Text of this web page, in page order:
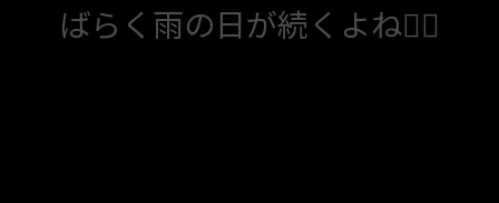
ばらく雨の日が続くよね🤦‍♀️